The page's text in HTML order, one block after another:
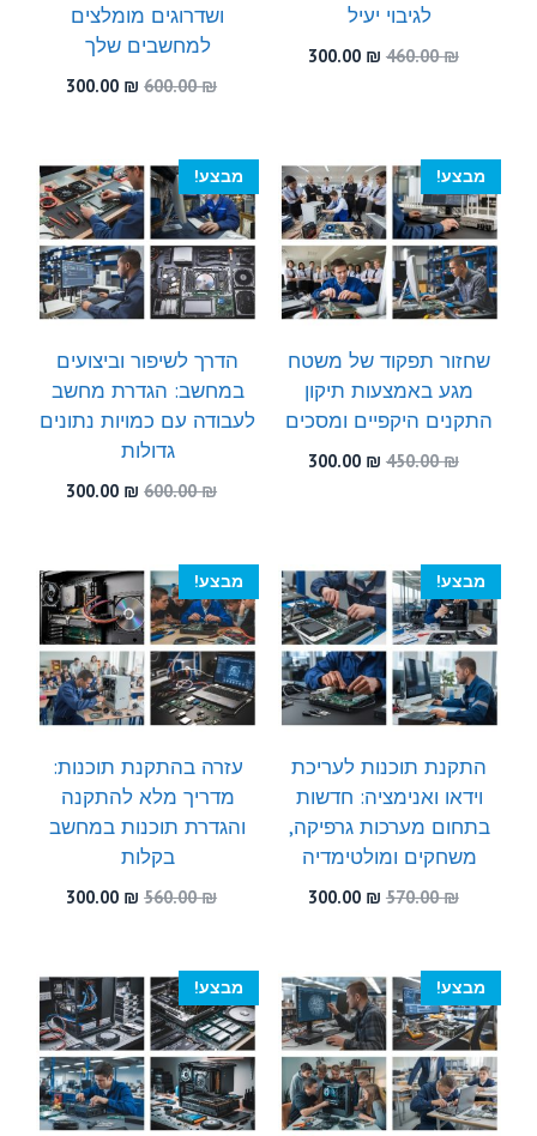
לגיבוי יעיל
460.00₪
המחיר
300.00 ₪
ושדרוגים מומלצים
למחשבים שלך
600.00₪
המחיר
600.00 ₪.
300.00 ₪
המחיר
מבצע!
שחזור תפקוד של משטח
מגע באמצעות תיקון
התקנים היקפיים ומסכים
450.00₪
המחיר
300.00 ₪
מבצע!
הדרך לשיפור וביצועים
במחשב: הגדרת מחשב
לעבודה עם כמויות נתונים
גדולות
600.00₪
המחיר
600.00 ₪.
300.00 ₪
המחיר
300.00 ₪.
מבצע!
התקנת תוכנות לעריכת
וידאו ואנימציה: חדשות
בתחום מערכות גרפיקה,
משחקים ומולטימדיה
570.00₪
המחיר
570.00 ₪.
300.00 ₪
300.00 ₪.
מבצע!
עזרה בהתקנת תוכנות:
מדריך מלא להתקנה
והגדרת תוכנות במחשב
בקלות
560.00₪
המחיר
560.00 ₪.
300.00 ₪
המחיר
300.00 ₪.
מבצע! מבצע!